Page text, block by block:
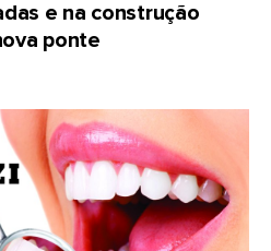
e na construção
ponte